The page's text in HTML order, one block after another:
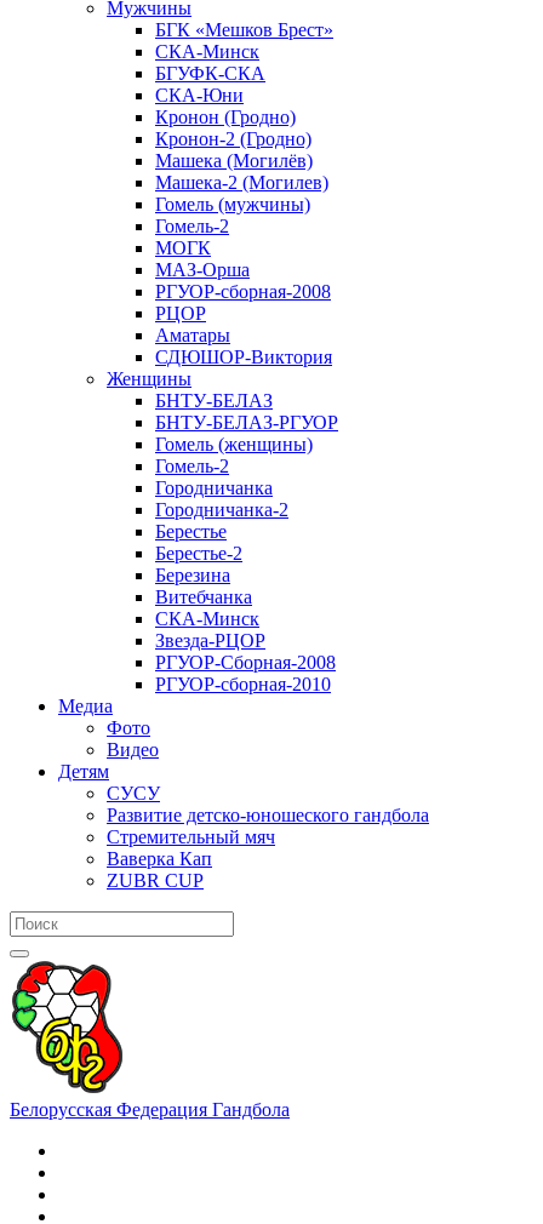
Мужчины
БГК «Мешков Брест»
СКА-Минск
БГУФК-СКА
СКА-Юни
Кронон (Гродно)
Кронон-2 (Гродно)
Машека (Могилёв)
Машека-2 (Могилев)
Гомель (мужчины)
Гомель-2
МОГК
МАЗ-Орша
РГУОР-сборная-2008
РЦОР
Аматары
СДЮШОР-Виктория
Женщины
БНТУ-БЕЛАЗ
БНТУ-БЕЛАЗ-РГУОР
Гомель (женщины)
Гомель-2
Городничанка
Городничанка-2
Берестье
Берестье-2
Березина
Витебчанка
СКА-Минск
Звезда-РЦОР
РГУОР-Сборная-2008
РГУОР-сборная-2010
Медиа
Фото
Видео
Детям
СУСУ
Развитие детско-юношеского гандбола
Стремительный мяч
Ваверка Кап
ZUBR CUP
Белорусская Федерация Гандбола